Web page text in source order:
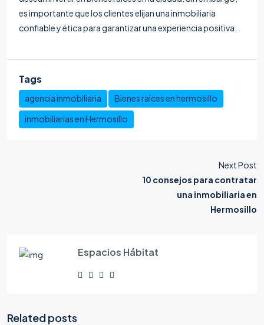
es importante que los clientes elijan una inmobiliaria
confiable y ética para garantizar una experiencia positiva.
Tags
agencia inmobiliaria
Bienes raíces en hermosillo
inmobiliarias en Hermosillo
Next Post
10 consejos para contratar
una inmobiliaria en
Hermosillo
Espacios Hábitat
Related posts